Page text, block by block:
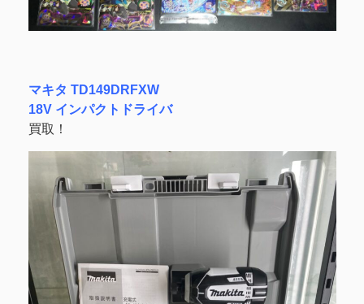
マキタ TD149DRFXW
18V インパクトドライバ
買取！